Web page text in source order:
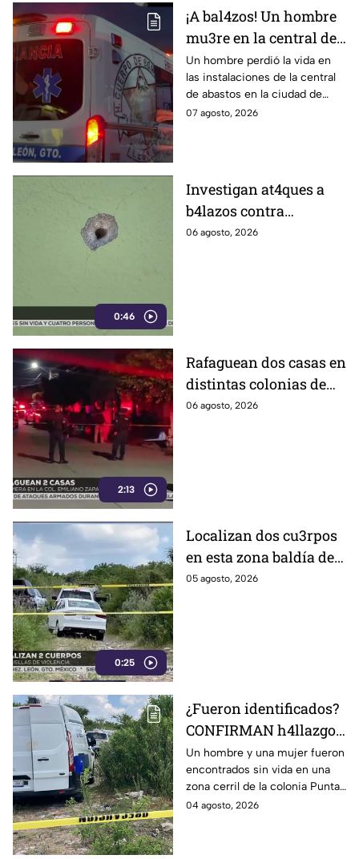
¡A bal4zos! Un hombre
mu3re en la central de
abastos; esto es lo que
se sabe
Un hombre perdió la vida en
las instalaciones de la central
de abastos en la ciudad de
León, tras ser víctima de un
07 agosto, 2026
0:46
Investigan at4ques a
b4lazos contra
distintos domicilios en
06 agosto, 2026
2:13
Rafaguean dos casas en
distintas colonias de
Celaya; esto fue lo que
06 agosto, 2026
0:25
Localizan dos cu3rpos
en esta zona baldía de
León; autoridades
05 agosto, 2026
¿Fueron identificados?
CONFIRMAN h4llazgo
de un hombre y una
mujer s1n v1da en zona
cerril de León, HOY
martes
Un hombre y una mujer fueron
encontrados sin vida en una
zona cerril de la colonia Punta
del Sol, en el polígono de Las
04 agosto, 2026